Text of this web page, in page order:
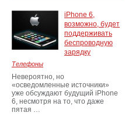
iPhone 6,
возможно, будет
поддерживать
беспроводную
зарядку
Телефоны
Невероятно, но
«осведомленные источники»
уже обсуждают будущий iPhone
6, несмотря на то, что даже
пятая …